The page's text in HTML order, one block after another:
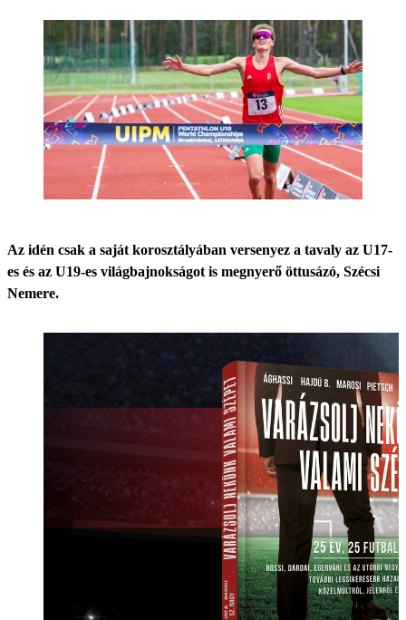
Az idén csak a saját korosztályában versenyez a tavaly az U17-
es és az U19-es világbajnokságot is megnyerő öttusázó, Szécsi
Nemere.